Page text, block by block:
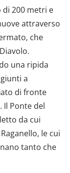
200 metri e
attraverso
che
una ripida
a
di fronte
Il Ponte del
da cui
le cui
tanto che